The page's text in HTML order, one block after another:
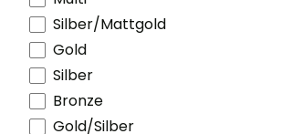
Jeu de boules
Judo
Kartenspiele
Karate
Kartfahren
Silber/Mattgold
Gold
Silber
Bronze
Gold/Silber